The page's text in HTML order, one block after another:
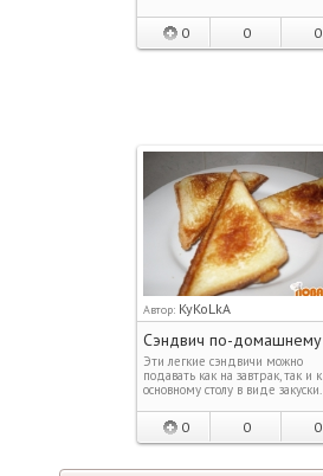
0 0 0
Автор: KyKoLkA
Сэндвич по-домашнему
Эти легкие сэндвичи можно
подавать как на завтрак, так и к
основному столу в виде закуски.
0 0 0